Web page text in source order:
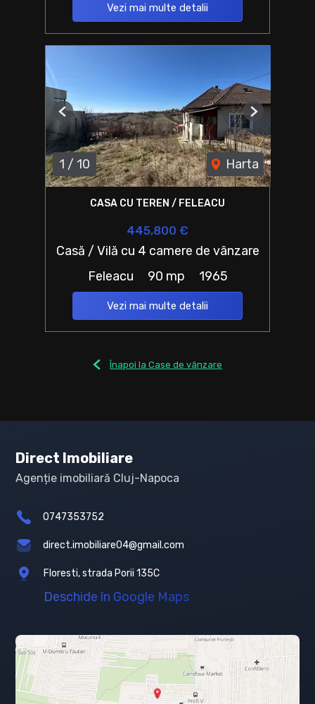
Vezi mai multe detalii
1 / 10 Harta
Previous Next
CASA CU TEREN / FELEACU
445,800 €
Casă / Vilă cu 4 camere de vânzare
Feleacu
90 mp 1965
Vezi mai multe detalii
Înapoi la Case de vânzare
Direct Imobiliare
Agenție imobiliară Cluj-Napoca
0747353752
direct.imobiliare04@gmail.com
Floresti, strada Porii 135C
Deschide în Google Maps